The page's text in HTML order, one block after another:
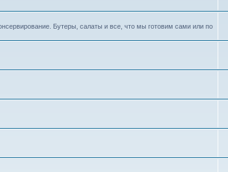
Бутеры, салаты и все, что мы готовим сами или по